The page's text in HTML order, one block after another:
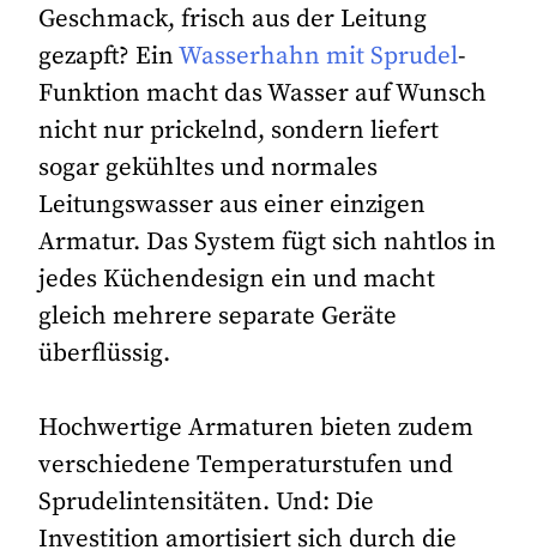
Geschmack, frisch aus der Leitung
gezapft? EinWasserhahn mit Sprudel-
Funktion macht das Wasser auf Wunsch
nicht nur prickelnd, sondern liefert
sogar gekühltes und normales
Leitungswasser aus einer einzigen
Armatur. Das System fügt sich nahtlos in
jedes Küchendesign ein und macht
gleich mehrere separate Geräte
überflüssig.
Hochwertige Armaturen bieten zudem
verschiedene Temperaturstufen und
Sprudelintensitäten. Und: Die
Investition amortisiert sich durch die